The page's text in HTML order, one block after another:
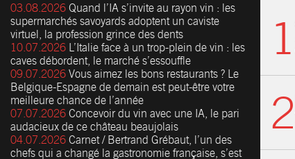
03.08.2026 Quand l’IA s’invite au rayon vin : les
supermarchés savoyards adoptent un caviste
virtuel, la profession grince des dents
10.07.2026 L’Italie face à un trop-plein de vin : les
caves débordent, le marché s’essouffle
09.07.2026 Vous aimez les bons restaurants ? Le
Belgique-Espagne de demain est peut-être votre
meilleure chance de l’année
07.07.2026 Concevoir du vin avec une IA, le pari
audacieux de ce château beaujolais
04.07.2026 Carnet / Bertrand Grébaut, l’un des
chefs qui a changé la gastronomie française, s’est